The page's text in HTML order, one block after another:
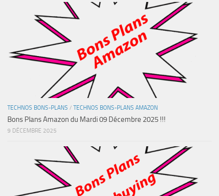
TECHNOS BONS-PLANS / TECHNOS BONS-PLANS AMAZON
Bons Plans Amazon du Mardi 09 Décembre 2025 !!!
9 DÉCEMBRE 2025